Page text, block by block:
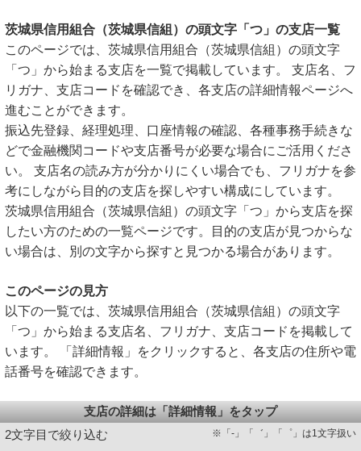
茨城県信用組合（茨城県信組）の頭文字「つ」の支店一覧
このページでは、茨城県信用組合（茨城県信組）の頭文字
「つ」から始まる支店を一覧で掲載しています。 支店名、フ
リガナ、支店コードを確認でき、各支店の詳細情報ページへ
進むことができます。
振込先登録、経理処理、口座情報の確認、各種事務手続きな
どで金融機関コードや支店番号が必要な場合にご活用くださ
い。 支店名の読み方が分かりにくい場合でも、フリガナを参
考にしながら目的の支店を探しやすい構成にしています。
茨城県信用組合（茨城県信組）の頭文字「つ」から支店を探
したい方のための一覧ページです。目的の支店が見つからな
い場合は、別の文字から探すと見つかる場合があります。
このページの見方
以下の一覧では、茨城県信用組合（茨城県信組）の頭文字
「つ」から始まる支店名、フリガナ、支店コードを掲載して
います。 「詳細情報」をクリックすると、各支店の住所や電
話番号を確認できます。
支店の詳細は「詳細情報」をタップ
2文字目で絞り込む
※「-」「゛」「゜」は1文字扱い